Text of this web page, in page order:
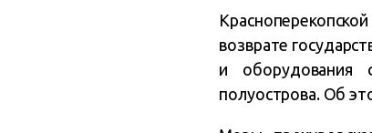
возврате
и оборудования
полуострова. Об